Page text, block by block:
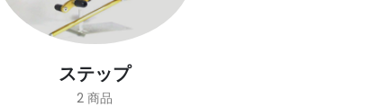
ステップ
2 商品